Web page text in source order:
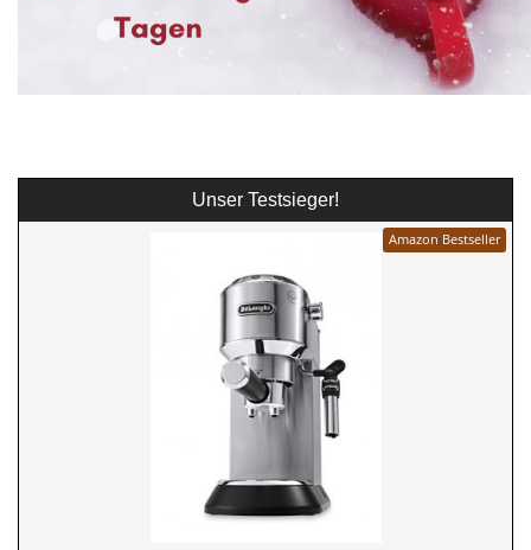
Unser Testsieger!
Amazon Bestseller